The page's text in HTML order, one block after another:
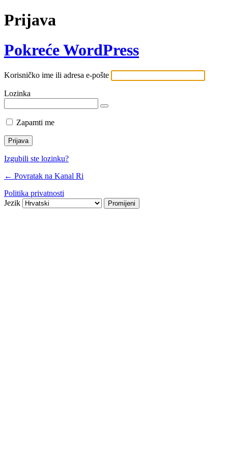
Prijava
Pokreće WordPress
Korisničko ime ili adresa e-pošte
Lozinka
Zapamti me
Izgubili ste lozinku?
← Povratak na Kanal Ri
Politika privatnosti
Jezik